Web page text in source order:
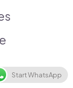
Start WhatsApp